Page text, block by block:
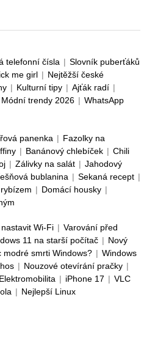
telefonní čísla | Slovník puberťáků
me girl | Nejtěžší české
| Kulturní tipy | Ajťák radí |
Módní trendy 2026 | WhatsApp
panenka | Fazolky na
| Banánový chlebíček | Chili
| Zálivky na salát | Jahodový
bublanina | Sekaná recept |
| Domácí housky |
Wi-Fi | Varování před
11 na starší počítač | Nový
modré smrti Windows? | Windows
| Nouzové otevírání pračky |
Elektromobilita | iPhone 17 | VLC
| Nejlepší Linux